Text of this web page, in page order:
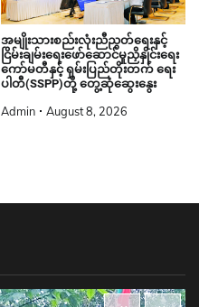
အမျိုးသားစည်းလုံးညီညွတ်ရေးနှင့်
ငြိမ်းချမ်းရေးဖော်ဆောင်မှုညှိနှိုင်းရေး
ကော်မတီနှင့် ရှမ်းပြည်တိုးတက် ရေး
ပါတီ(SSPP)တို့ တွေ့ဆုံဆွေးနွေး
Admin August 8, 2026